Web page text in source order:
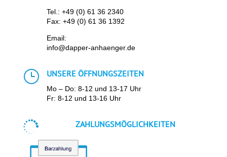
Tel.: +49 (0) 61 36 2340
Fax: +49 (0) 61 36 1392
Email:
info@dapper-anhaenger.de
} UNSERE ÖFFNUNGSZEITEN
Mo – Do: 8-12 und 13-17 Uhr
Fr: 8-12 und 13-16 Uhr
 ZAHLUNGSMÖGLICHKEITEN